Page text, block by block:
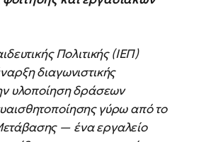
Πολιτικής (ΙΕΠ)
διαγωνιστικής
υλοποίηση δράσεων
γύρω από το
— ένα εργαλείο